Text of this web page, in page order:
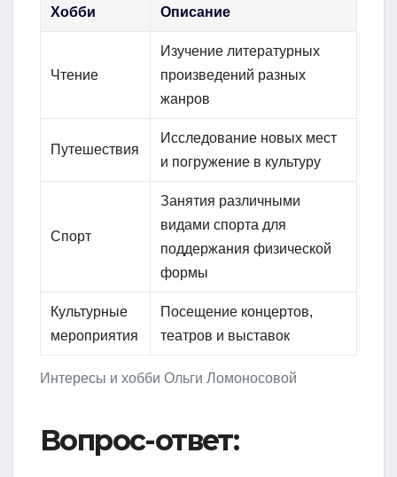
Интересы и хобби Ольги Ломоносовой
Хобби Описание
Чтение
Изучение литературных
произведений разных
жанров
Путешествия
Исследование новых мест
и погружение в культуру
Спорт
Занятия различными
видами спорта для
поддержания физической
формы
Культурные
мероприятия
Посещение концертов,
театров и выставок
Вопрос-ответ: